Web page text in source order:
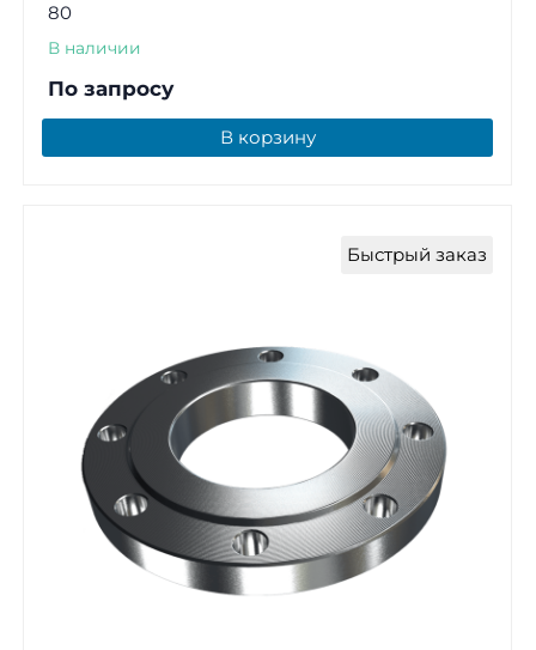
80
В наличии
По запросу
В корзину
Быстрый заказ